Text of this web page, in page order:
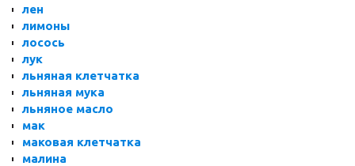
лен
лимоны
лосось
лук
льняная клетчатка
льняная мука
льняное масло
мак
маковая клетчатка
малина